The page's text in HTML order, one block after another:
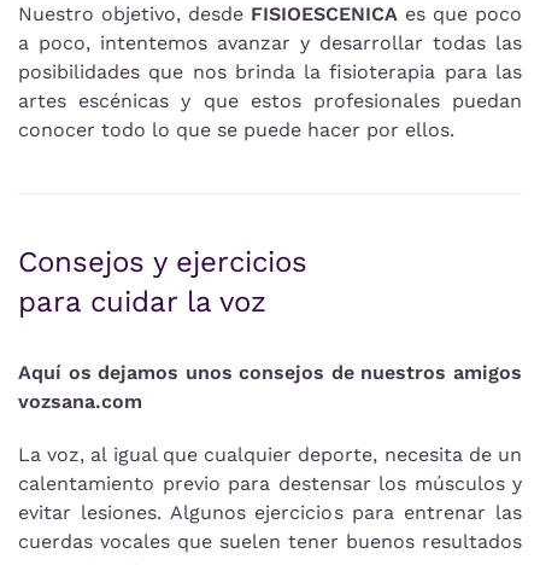
Nuestro objetivo, desde FISIOESCENICA es que poco
a poco, intentemos avanzar y desarrollar todas las
posibilidades que nos brinda la fisioterapia para las
artes escénicas y que estos profesionales puedan
conocer todo lo que se puede hacer por ellos.
Consejos y ejercicios
para cuidar la voz
Aquí os dejamos unos consejos de nuestros amigos
vozsana.com
La voz, al igual que cualquier deporte, necesita de un
calentamiento previo para destensar los músculos y
evitar lesiones. Algunos ejercicios para entrenar las
cuerdas vocales que suelen tener buenos resultados